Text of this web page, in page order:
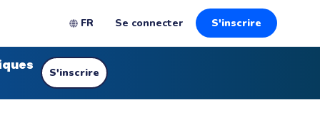
FR Se connecter S'inscrire
S'inscrire